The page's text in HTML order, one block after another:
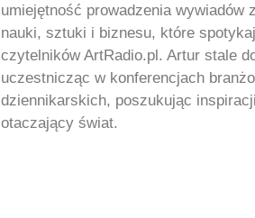
umiejętność prowadzenia
nauki, sztuki i biznesu, które
czytelników ArtRadio.pl. Artur stale
uczestnicząc w konferencjach
dziennikarskich, poszukując
otaczający świat.